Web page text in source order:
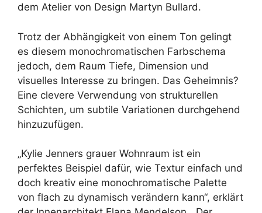
dem Atelier von Design Martyn Bullard.
Trotz der Abhängigkeit von einem Ton gelingt
es diesem monochromatischen Farbschema
jedoch, dem Raum Tiefe, Dimension und
visuelles Interesse zu bringen. Das Geheimnis?
Eine clevere Verwendung von strukturellen
Schichten, um subtile Variationen durchgehend
hinzuzufügen.
„Kylie Jenners grauer Wohnraum ist ein
perfektes Beispiel dafür, wie Textur einfach und
doch kreativ eine monochromatische Palette
von flach zu dynamisch verändern kann“, erklärt